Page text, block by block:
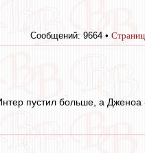
Сообщений: 9664 •
пустил больше, а